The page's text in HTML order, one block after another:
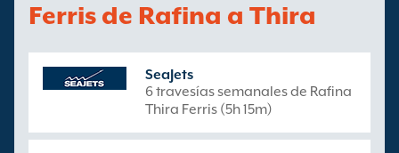
Ferris de Rafina a Thira
SeaJets
6 travesías semanales de Rafina
Thira Ferris (5h 15m)